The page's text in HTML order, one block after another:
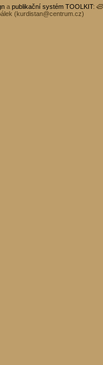
a publikační systém TOOLKIT:
(kurdistan@centrum.cz)